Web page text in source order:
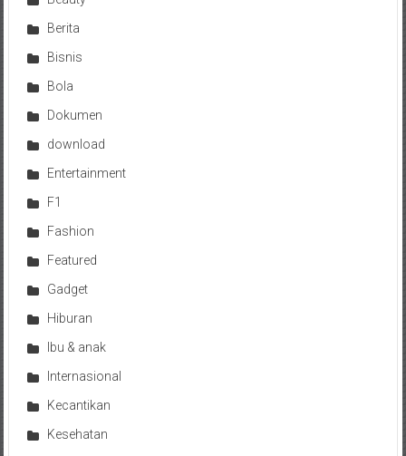
Berita
Bisnis
Bola
Dokumen
download
Entertainment
F1
Fashion
Featured
Gadget
Hiburan
Ibu & anak
Internasional
Kecantikan
Kesehatan